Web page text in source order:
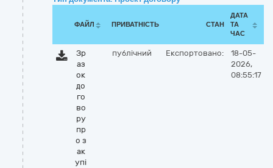
ФАЙЛ ПРИВАТНІСТЬ СТАН
ДАТА
ТА
ЧАС
Зр
аз
ок
до
го
во
ру
пр
о з
ак
упі
публічний Експортовано:
18-05-
2026,
08:55:17